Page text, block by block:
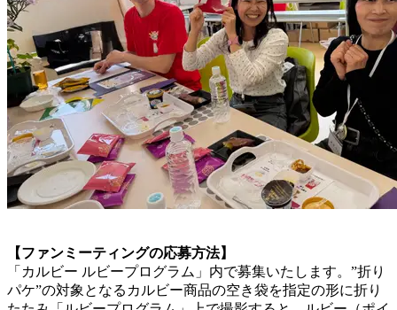
【ファンミーティングの応募方法】
「カルビー ルビープログラム」内で募集いたします。”折り
パケ”の対象となるカルビー商品の空き袋を指定の形に折り